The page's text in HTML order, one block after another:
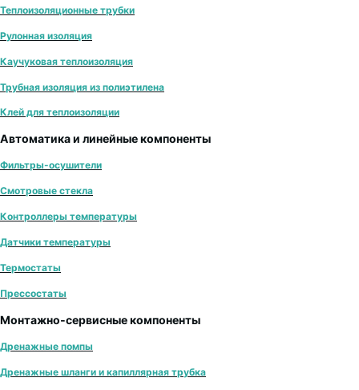
Теплоизоляционные трубки
Рулонная изоляция
Каучуковая теплоизоляция
Трубная изоляция из полиэтилена
Клей для теплоизоляции
Автоматика и линейные компоненты
Фильтры-осушители
Смотровые стекла
Контроллеры температуры
Датчики температуры
Термостаты
Прессостаты
Монтажно‑сервисные компоненты
Дренажные помпы
Дренажные шланги и капиллярная трубка